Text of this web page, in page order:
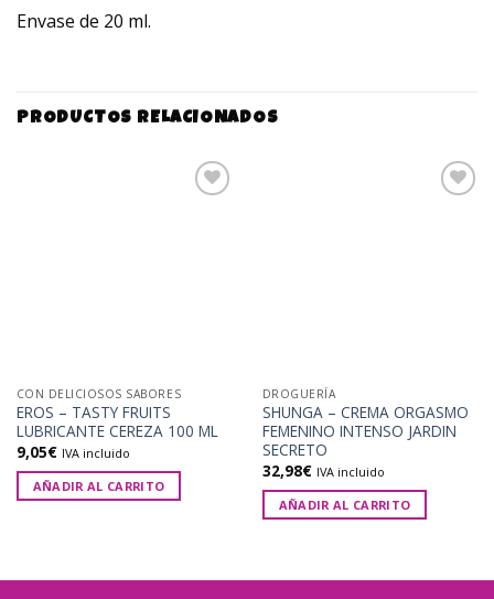
Envase de 20 ml.
PRODUCTOS RELACIONADOS
CON DELICIOSOS SABORES
EROS – TASTY FRUITS
LUBRICANTE CEREZA 100 ML
9,05€ IVA incluido
AÑADIR AL CARRITO
DROGUERÍA
SHUNGA – CREMA ORGASMO
FEMENINO INTENSO JARDIN
SECRETO
32,98€ IVA incluido
AÑADIR AL CARRITO